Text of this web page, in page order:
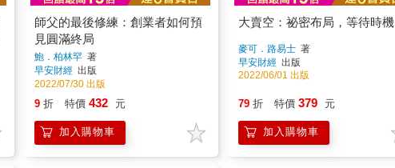
師父的最後修練：創業者如何預
見圓滿終局
鮑．柏林罕著
早安財經 出版
2022/07/30 出版
9 折 特價 432 元
加入購物車
大賣空：祕密布局，等待時機
麥可．路易士著
早安財經 出版
2022/06/01 出版
79 折 特價 379 元
加入購物車